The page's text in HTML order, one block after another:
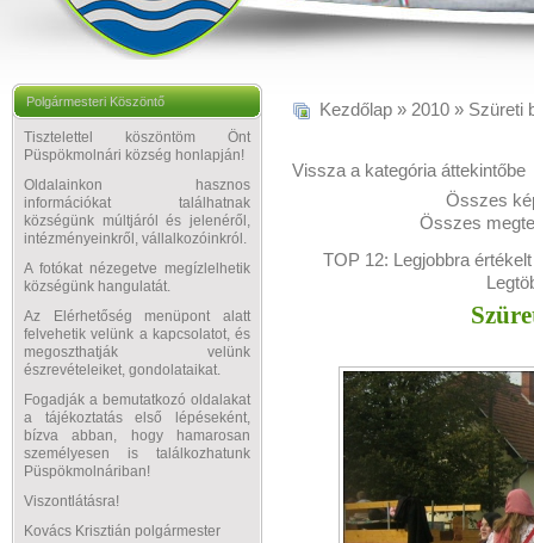
Polgármesteri Köszöntő
Tisztelettel köszöntöm Önt
Püspökmolnári község honlapján!
Oldalainkon hasznos
információkat találhatnak
községünk múltjáról és jelenéről,
intézményeinkről, vállalkozóinkról.
A fotókat nézegetve megízlelhetik
községünk hangulatát.
Az Elérhetőség menüpont alatt
felvehetik velünk a kapcsolatot, és
megoszthatják velünk
észrevételeiket, gondolataikat.
Fogadják a bemutatkozó oldalakat
a tájékoztatás első lépéseként,
bízva abban, hogy hamarosan
személyesen is találkozhatunk
Püspökmolnáriban!
Viszontlátásra!
Kovács Krisztián polgármester
Kezdőlap » 2010 » Szüreti
Vissza a kategória áttekintőbe
Összes
Összes
TOP 12: Legjobbra értékelt